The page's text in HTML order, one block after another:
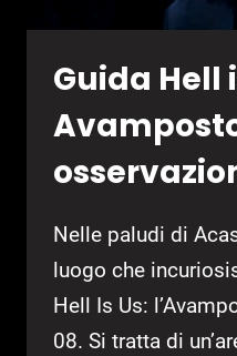
Guida Hell
Nelle paludi di
luogo che
Hell Is Us:
08. Si tratta di